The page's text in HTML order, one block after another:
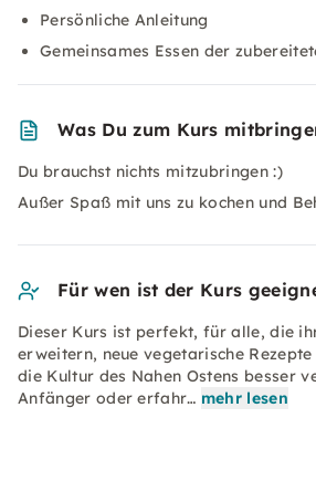
Persönliche Anleitung
Gemeinsames Essen der
Was Du zum Kurs
Du brauchst nichts mitzubringen :)
Außer Spaß mit uns zu kochen und
Für wen ist der Kurs
Dieser Kurs ist perfekt, für alle, die
erweitern, neue vegetarische Rezepte
die Kultur des Nahen Ostens besser
Anfänger oder erfahr… mehr lesen